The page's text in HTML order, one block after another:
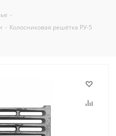
-
- Колосниковая решётка РУ-5